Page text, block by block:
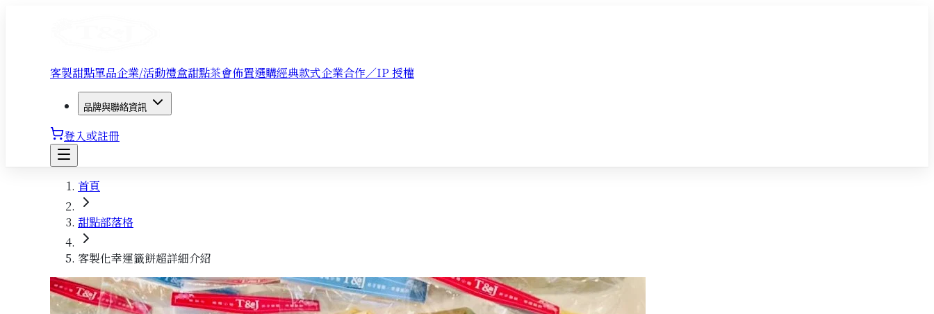
客製甜點單品企業/活動禮盒甜點茶會佈置選購經典款式企業合作／IP 授權
品牌與聯絡資訊
登入或註冊
首頁
甜點部落格
客製化幸運籤餅超詳細介紹